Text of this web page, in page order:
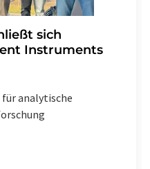
sich
Instruments
für analytische